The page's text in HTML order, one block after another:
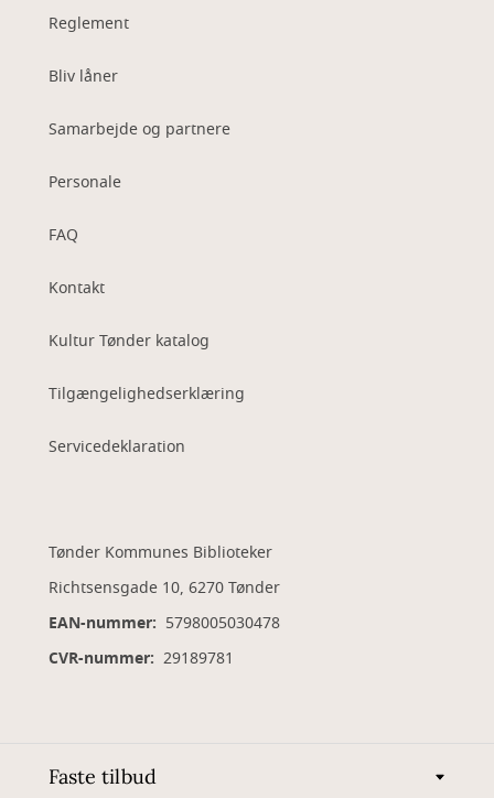
Reglement
Bliv låner
Samarbejde og partnere
Personale
FAQ
Kontakt
Kultur Tønder katalog
Tilgængelighedserklæring
Servicedeklaration
Tønder Kommunes Biblioteker
Richtsensgade 10, 6270 Tønder
EAN-nummer: 5798005030478
CVR-nummer: 29189781
Faste tilbud